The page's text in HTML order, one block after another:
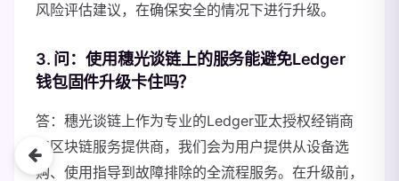
风险评估建议，在确保安全的情况下进行升级。
3. 问：使用穗光谈链上的服务能避免Ledger
钱包固件升级卡住吗？
答：穗光谈链上作为专业的Ledger亚太授权经销商
和区块链服务提供商，我们会为用户提供从设备选
购、使用指导到故障排除的全流程服务。在升级前，